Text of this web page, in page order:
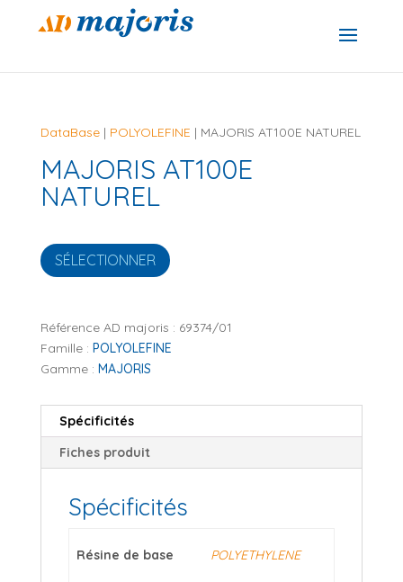
DataBase| POLYOLEFINE | MAJORIS AT100E NATUREL
MAJORIS AT100E
NATUREL
SÉLECTIONNER
Référence AD majoris : 69374/01
Famille : POLYOLEFINE
Gamme : MAJORIS
Spécificités
Fiches produit
Spécificités
Résine de base POLYETHYLENE